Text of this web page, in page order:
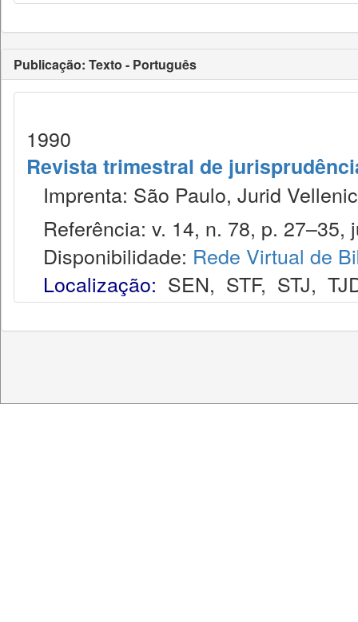
Publicação: Texto - Português
1990
Revista trimestral de
Imprenta: São Paulo, Jurid
Referência: v. 14, n. 78, p. 27–35,
Disponibilidade: Rede Virtual de
Localização: SEN, STF, STJ,